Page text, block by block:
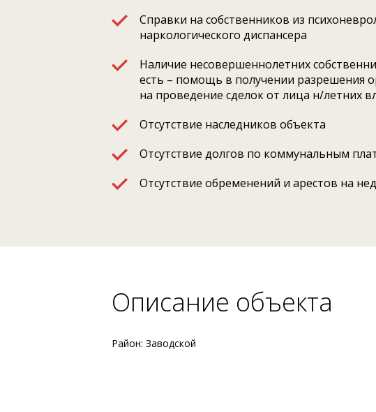
Справки на собственников из
наркологического диспансера
Наличие несовершеннолетних
есть – помощь в получении разрешения
на проведение сделок от лица н/летних
Отсутствие наследников объекта
Отсутствие долгов по коммунальным
Отсутствие обременений и арестов на
Описание объекта
Район: Заводской